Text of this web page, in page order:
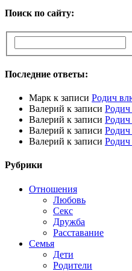
Поиск по сайту:
Последние ответы:
Марк к записи Родич
Валерий к записи Родич
Валерий к записи Родич
Валерий к записи Родич
Валерий к записи Родич
Рубрики
Отношения
Любовь
Секс
Дружба
Расставание
Семья
Дети
Родители